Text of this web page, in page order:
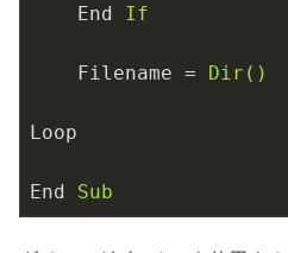
End If
Filename = Dir()
Loop
End Sub